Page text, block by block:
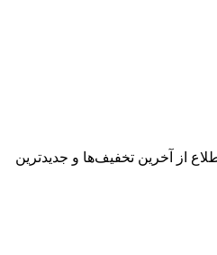
از آخرین تخفیف‌ها و جدیدترین